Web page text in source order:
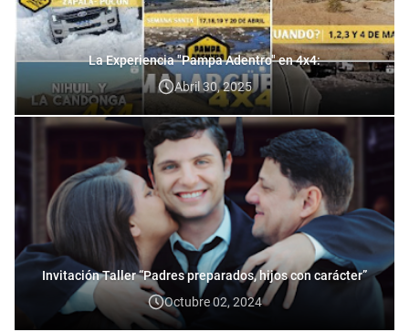
La Experiencia "Pampa Adentro" en 4x4:
Abril 30, 2025
Invitación Taller “Padres preparados, hijos con carácter”
Octubre 02, 2024